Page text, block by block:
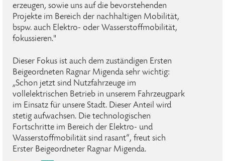
erzeugen, sowie uns auf die bevorstehenden
Projekte im Bereich der nachhaltigen Mobilität,
bspw. auch Elektro- oder Wasserstoffmobilität,
fokussieren."
Dieser Fokus ist auch dem zuständigen Ersten
Beigeordneten Ragnar Migenda sehr wichtig:
„Schon jetzt sind Nutzfahrzeuge im
vollelektrischen Betrieb in unserem Fahrzeugpark
im Einsatz für unsere Stadt. Dieser Anteil wird
stetig aufwachsen. Die technologischen
Fortschritte im Bereich der Elektro- und
Wasserstoffmobilität sind rasant“, freut sich
Erster Beigeordneter Ragnar Migenda.